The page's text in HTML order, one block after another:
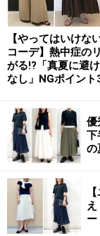
【編集部おすすめ
Amazonで
楽天市場
【やってはいけな
コーデ】熱中症の
がる!?「真夏に避
なし」NGポイント
優
下
の
ー